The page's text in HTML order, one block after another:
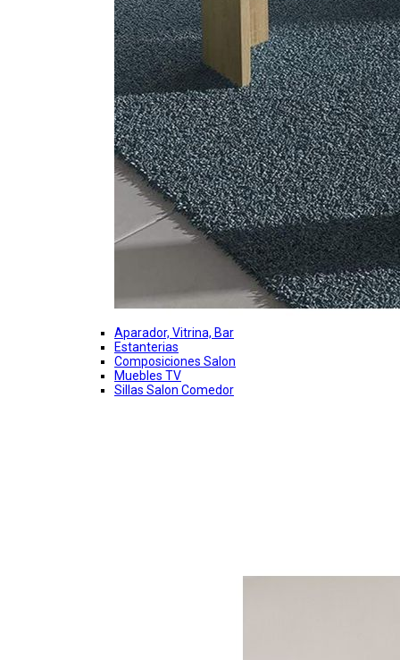
Aparador, Vitrina, Bar
Estanterias
Composiciones Salon
Muebles TV
Sillas Salon Comedor